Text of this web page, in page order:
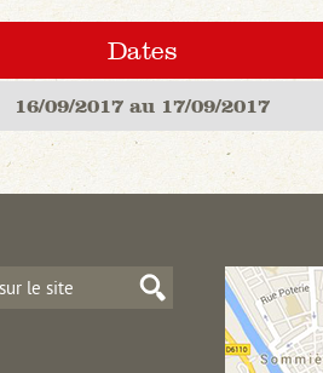
Dates
16/09/2017 au 17/09/2017